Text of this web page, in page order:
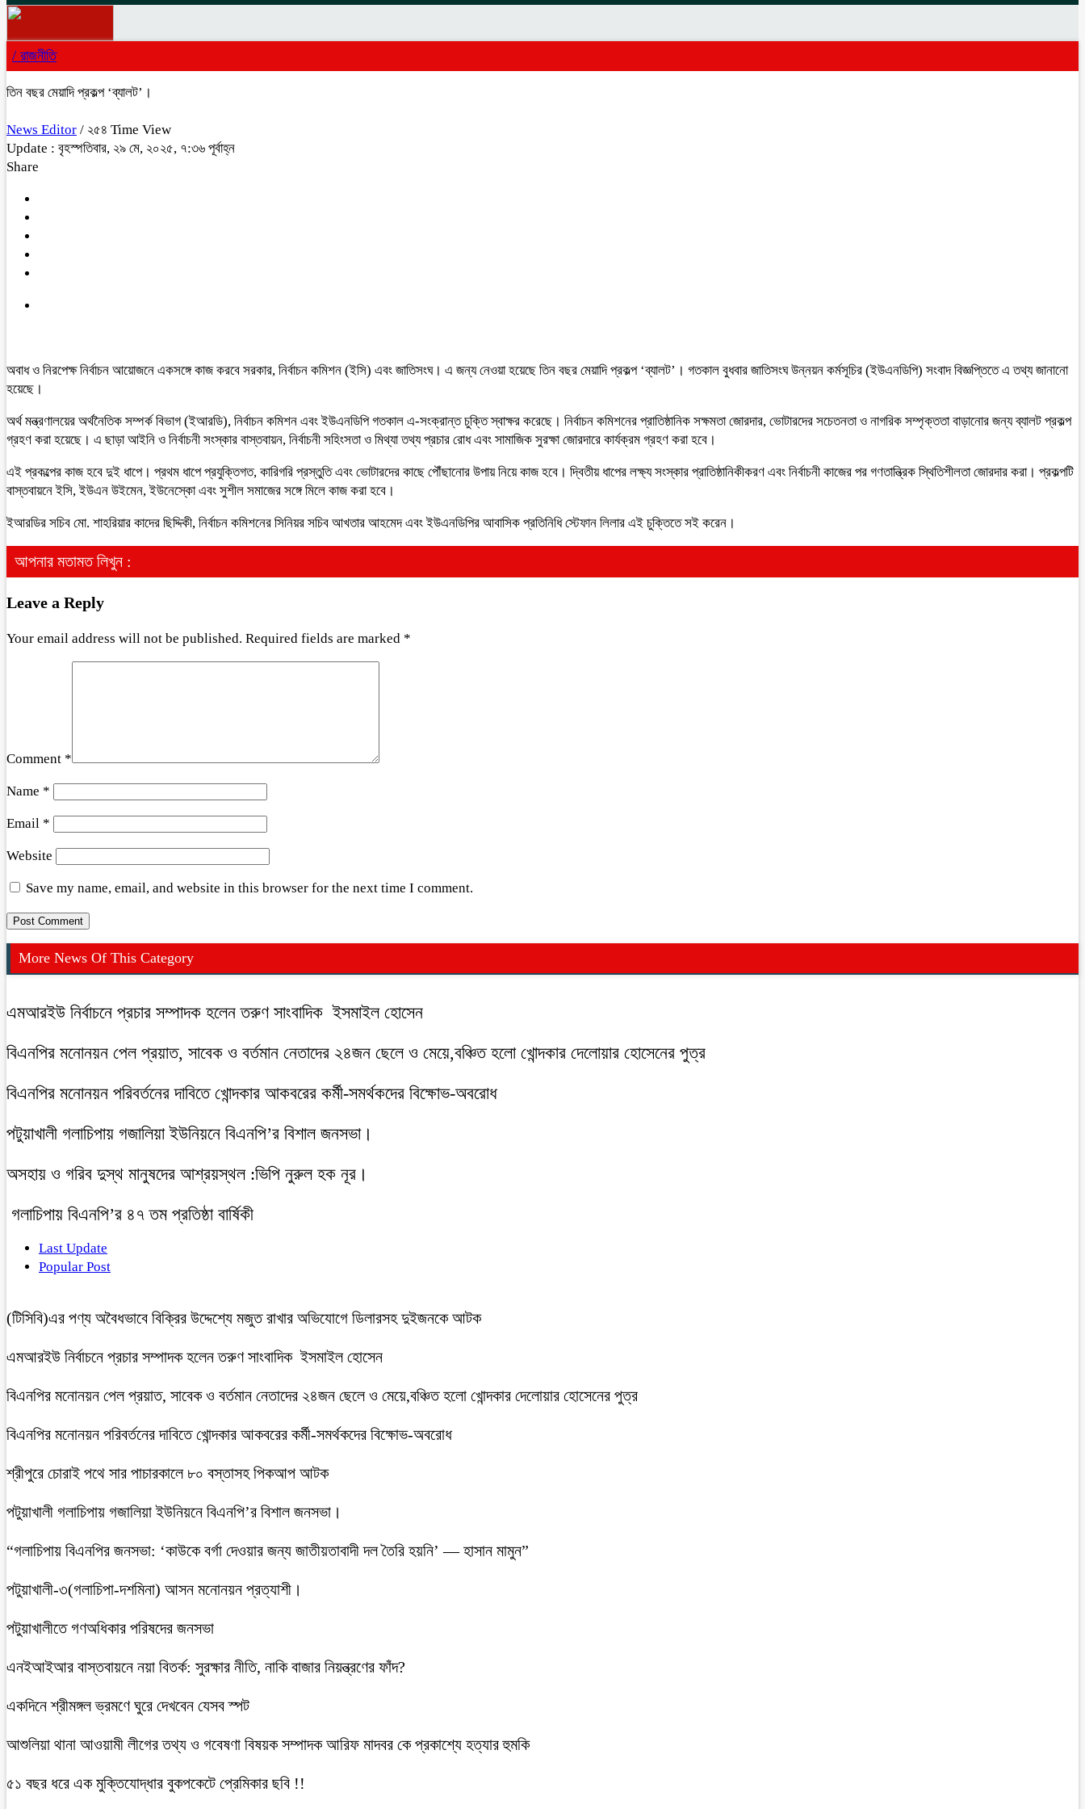
/ রাজনীতি
তিন বছর মেয়াদি প্রকল্প ‘ব্যালট’।
News Editor / ২৫৪ Time View
Update : বৃহস্পতিবার, ২৯ মে, ২০২৫, ৭:৩৬ পূর্বাহ্ন
Share
অবাধ ও নিরপেক্ষ নির্বাচন আয়োজনে একসঙ্গে কাজ করবে সরকার, নির্বাচন কমিশন (ইসি) এবং জাতিসংঘ। এ জন্য নেওয়া হয়েছে তিন বছর মেয়াদি প্রকল্প ‘ব্যালট’। গতকাল বুধবার জাতিসংঘ উন্নয়ন কর্মসূচির (ইউএনডিপি) সংবাদ বিজ্ঞপ্তিতে এ তথ্য জানানো
হয়েছে।
অর্থ মন্ত্রণালয়ের অর্থনৈতিক সম্পর্ক বিভাগ (ইআরডি), নির্বাচন কমিশন এবং ইউএনডিপি গতকাল এ-সংক্রান্ত চুক্তি স্বাক্ষর করেছে। নির্বাচন কমিশনের প্রাতিষ্ঠানিক সক্ষমতা জোরদার, ভোটারদের সচেতনতা ও নাগরিক সম্পৃক্ততা বাড়ানোর জন্য ব্যালট প্রকল্প
গ্রহণ করা হয়েছে। এ ছাড়া আইনি ও নির্বাচনী সংস্কার বাস্তবায়ন, নির্বাচনী সহিংসতা ও মিথ্যা তথ্য প্রচার রোধ এবং সামাজিক সুরক্ষা জোরদারে কার্যক্রম গ্রহণ করা হবে।
এই প্রকল্পের কাজ হবে দুই ধাপে। প্রথম ধাপে প্রযুক্তিগত, কারিগরি প্রস্তুতি এবং ভোটারদের কাছে পৌঁছানোর উপায় নিয়ে কাজ হবে। দ্বিতীয় ধাপের লক্ষ্য সংস্কার প্রাতিষ্ঠানিকীকরণ এবং নির্বাচনী কাজের পর গণতান্ত্রিক স্থিতিশীলতা জোরদার করা। প্রকল্পটি
বাস্তবায়নে ইসি, ইউএন উইমেন, ইউনেস্কো এবং সুশীল সমাজের সঙ্গে মিলে কাজ করা হবে।
ইআরডির সচিব মো. শাহরিয়ার কাদের ছিদ্দিকী, নির্বাচন কমিশনের সিনিয়র সচিব আখতার আহমেদ এবং ইউএনডিপির আবাসিক প্রতিনিধি স্টেফান লিলার এই চুক্তিতে সই করেন।
আপনার মতামত লিখুন :
Leave a Reply
Your email address will not be published. Required fields are marked *
Comment *
Name *
Email *
Website
Save my name, email, and website in this browser for the next time I comment.
More News Of This Category
এমআরইউ নির্বাচনে প্রচার সম্পাদক হলেন তরুণ সাংবাদিক ইসমাইল হোসেন
বিএনপির মনোনয়ন পেল প্রয়াত, সাবেক ও বর্তমান নেতাদের ২৪জন ছেলে ও মেয়ে,বঞ্চিত হলো খোন্দকার দেলোয়ার হোসেনের পুত্র
বিএনপির মনোনয়ন পরিবর্তনের দাবিতে খোন্দকার আকবরের কর্মী-সমর্থকদের বিক্ষোভ-অবরোধ
‎পটুয়াখালী গলাচিপায় গজালিয়া ইউনিয়নে বিএনপি’র বিশাল জনসভা।
অসহায় ও গরিব দুস্থ মানুষদের আশ্রয়স্থল :ভিপি নুরুল হক নূর।
গলাচিপায় বিএনপি’র ৪৭ তম প্রতিষ্ঠা বার্ষিকী
Last Update
Popular Post
(টিসিবি)এর পণ্য অবৈধভাবে বিক্রির উদ্দেশ্যে মজুত রাখার অভিযোগে ডিলারসহ দুইজনকে আটক
এমআরইউ নির্বাচনে প্রচার সম্পাদক হলেন তরুণ সাংবাদিক ইসমাইল হোসেন
বিএনপির মনোনয়ন পেল প্রয়াত, সাবেক ও বর্তমান নেতাদের ২৪জন ছেলে ও মেয়ে,বঞ্চিত হলো খোন্দকার দেলোয়ার হোসেনের পুত্র
বিএনপির মনোনয়ন পরিবর্তনের দাবিতে খোন্দকার আকবরের কর্মী-সমর্থকদের বিক্ষোভ-অবরোধ
শ্রীপুরে চোরাই পথে সার পাচারকালে ৮০ বস্তাসহ পিকআপ আটক
‎পটুয়াখালী গলাচিপায় গজালিয়া ইউনিয়নে বিএনপি’র বিশাল জনসভা।
“গলাচিপায় বিএনপির জনসভা: ‘কাউকে বর্গা দেওয়ার জন্য জাতীয়তাবাদী দল তৈরি হয়নি’ — হাসান মামুন”
পটুয়াখালী-৩(গলাচিপা-দশমিনা) আসন মনোনয়ন প্রত্যাশী।
পটুয়াখালীতে গণঅধিকার পরিষদের জনসভা
এনইআইআর বাস্তবায়নে নয়া বিতর্ক: সুরক্ষার নীতি, নাকি বাজার নিয়ন্ত্রণের ফাঁদ?
একদিনে শ্রীমঙ্গল ভ্রমণে ঘুরে দেখবেন যেসব স্পট
আশুলিয়া থানা আওয়ামী লীগের তথ্য ও গবেষণা বিষয়ক সম্পাদক আরিফ মাদবর কে প্রকাশ্যে হত্যার হুমকি
৫১ বছর ধরে এক মুক্তিযোদ্ধার বুকপকেটে প্রেমিকার ছবি !!